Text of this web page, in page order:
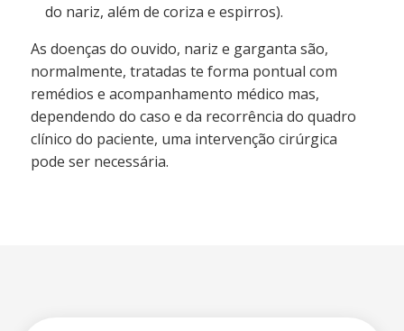
do nariz, além de coriza e espirros).
As doenças do ouvido, nariz e garganta são,
normalmente, tratadas te forma pontual com
remédios e acompanhamento médico mas,
dependendo do caso e da recorrência do quadro
clínico do paciente, uma intervenção cirúrgica
pode ser necessária.